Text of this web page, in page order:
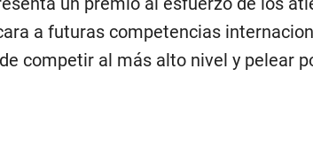
a futuras competencias
competir al más alto nivel y pelear